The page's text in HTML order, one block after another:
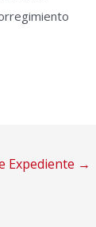
Expediente →